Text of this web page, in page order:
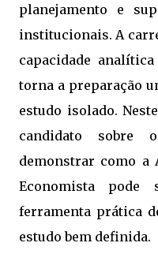
planejamento e
institucionais. A
capacidade
torna a preparação
estudo isolado.
candidato sobre
demonstrar como a
Economista pode
ferramenta prática
estudo bem definida.